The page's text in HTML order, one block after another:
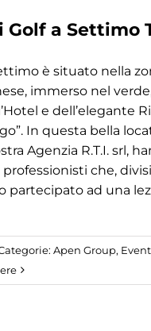
Golf a Settimo
è situato nella
immerso nel
e dell’elegante
In questa bella
Agenzia R.T.I. srl,
che,
partecipato ad una
Apen Group,